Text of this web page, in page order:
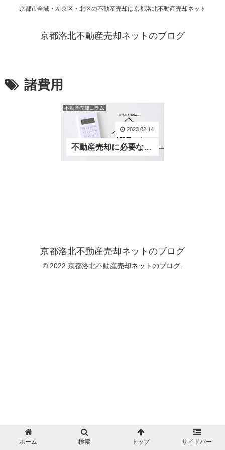
京都市全域・左京区・北区の不動産売却は京都洛北不動産売却ネット
京都洛北不動産売却ネットのブログ
諸費用
不動産売却コラム
不動産売却に必要な諸費用は６種類！不動産売却時の諸費用について
2023.02.14
京都洛北不動産売却ネットのブログ
© 2022 京都洛北不動産売却ネットのブログ.
ホーム 検索 トップ サイドバー